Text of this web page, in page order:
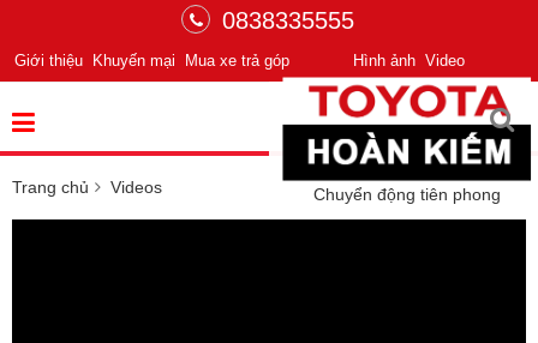
0838335555
Hình ảnh Video
Giới thiệu Khuyến mại Mua xe trả góp
Chuyển động tiên phong
Trang chủ Videos